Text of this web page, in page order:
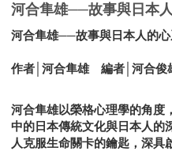
河合隼雄──故事與日本
河合隼雄──故事與日本人的心
作者│河合隼雄 編者│河合俊
河合隼雄以榮格心理學的角度
中的日本傳統文化與日本人的
人克服生命關卡的鑰匙，深具